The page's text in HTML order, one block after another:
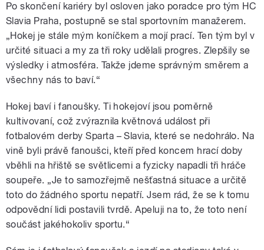
Po skončení kariéry byl osloven jako poradce pro tým HC
Slavia Praha, postupně se stal sportovním manažerem.
„Hokej je stále mým koníčkem a mojí prací. Ten tým byl v
určité situaci a my za tři roky udělali progres. Zlepšily se
výsledky i atmosféra. Takže jdeme správným směrem a
všechny nás to baví.“
Hokej baví i fanoušky. Ti hokejoví jsou poměrně
kultivovaní, což zvýraznila květnová událost při
fotbalovém derby Sparta – Slavia, které se nedohrálo. Na
vině byli právě fanoušci, kteří před koncem hrací doby
vběhli na hřiště se světlicemi a fyzicky napadli tři hráče
soupeře. „Je to samozřejmě nešťastná situace a určitě
toto do žádného sportu nepatří. Jsem rád, že se k tomu
odpovědní lidi postavili tvrdě. Apeluji na to, že toto není
součást jakéhokoliv sportu.“